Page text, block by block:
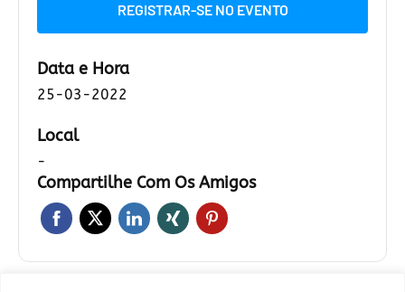
REGISTRAR-SE NO EVENTO
Data e Hora
25-03-2022
Local
-
Compartilhe Com Os Amigos